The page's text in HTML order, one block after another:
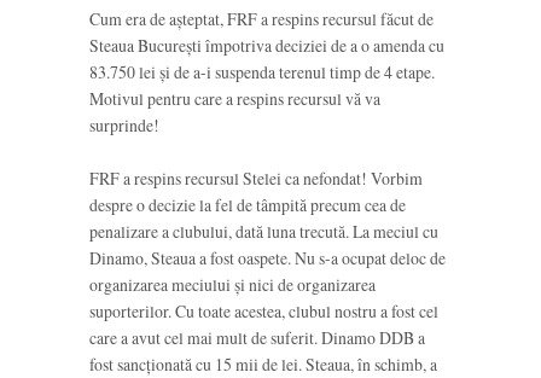
Cum era de așteptat, FRF a respins recursul făcut de
Steaua București împotriva deciziei de a o amenda cu
83.750 lei și de a-i suspenda terenul timp de 4 etape.
Motivul pentru care a respins recursul vă va
surprinde!
FRF a respins recursul Stelei ca nefondat! Vorbim
despre o decizie la fel de tâmpită precum cea de
penalizare a clubului, dată luna trecută. La meciul cu
Dinamo, Steaua a fost oaspete. Nu s-a ocupat deloc de
organizarea meciului și nici de organizarea
suporterilor. Cu toate acestea, clubul nostru a fost cel
care a avut cel mai mult de suferit. Dinamo DDB a
fost sancționată cu 15 mii de lei. Steaua, în schimb, a